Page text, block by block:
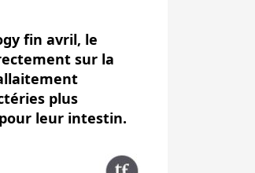
fin avril, le
sur la
plus
leur intestin.